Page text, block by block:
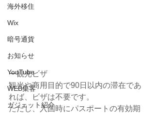
海外移住
Wix
暗号通貨
お知らせ
YouTube
WEB集客
ガジェット紹介
ー観光ビザ
観光や商用目的で90日以内の滞在であ
れば、ビザは不要です。
ただし、入国時にパスポートの有効期